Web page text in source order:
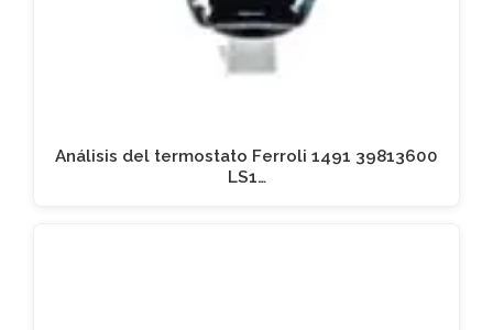
Análisis del termostato Ferroli 1491 39813600
LS1…